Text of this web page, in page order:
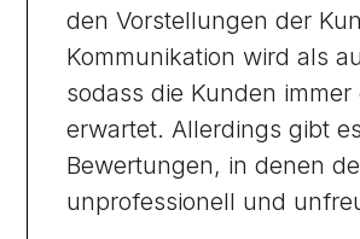
den Vorstellungen der
Kommunikation wird als
sodass die Kunden
erwartet. Allerdings gibt
Bewertungen, in denen
unprofessionell und